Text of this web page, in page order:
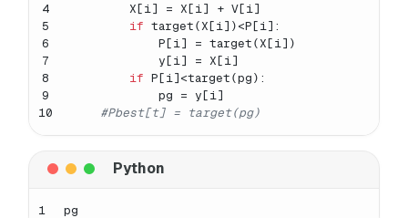
4
5
6
7
8
9
10
        X[i] = X[i] + V[i]
if target(X[i])<P[i]:
            P[i] = target(X[i])
            y[i] = X[i]
if P[i]<target(pg):
            pg = y[i]
#Pbest[t] = target(pg)
1 pg